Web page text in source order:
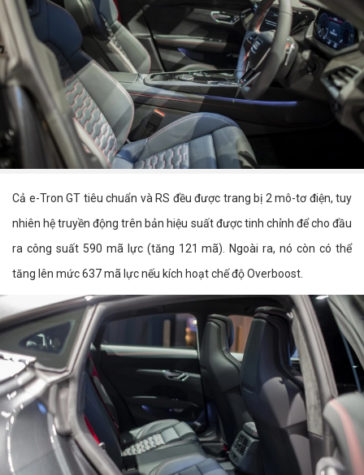
Cả e-Tron GT tiêu chuẩn và RS đều được trang bị 2 mô-tơ điện, tuy
nhiên hệ truyền động trên bản hiệu suất được tinh chỉnh để cho đầu
ra công suất 590 mã lực (tăng 121 mã). Ngoài ra, nó còn có thể
tăng lên mức 637 mã lực nếu kích hoạt chế độ Overboost.